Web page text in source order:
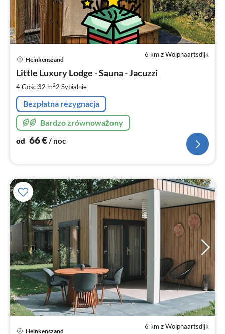
6 km z Wolphaartsdijk
Heinkenszand
Little Luxury Lodge - Sauna - Jacuzzi
4 Gości32 m22 Sypialnie
Bezpłatna rezygnacja
Bardzo zrównoważony
od 66€/ noc
6 km z Wolphaartsdijk
Heinkenszand